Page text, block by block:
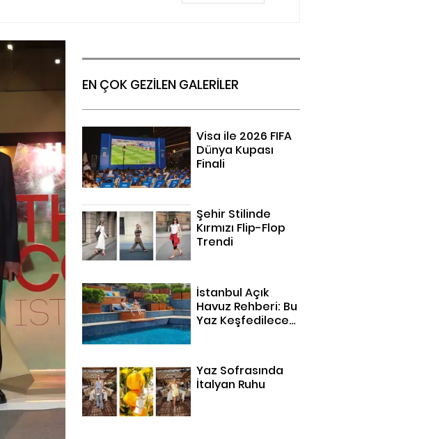
EN ÇOK GEZİLEN GALERİLER
Visa ile 2026 FIFA
Dünya Kupası
Finali
Şehir Stilinde
Kırmızı Flip-Flop
Trendi
İstanbul Açık
Havuz Rehberi: Bu
Yaz Keşfedilecek
Yaz Sofrasında
İtalyan Ruhu